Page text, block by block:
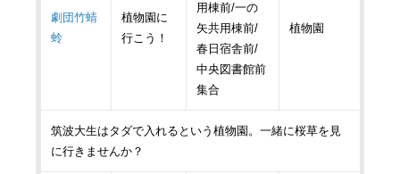
劇団竹蜻
蛉
植物園に
行こう！
用棟前/一の
矢共用棟前/
春日宿舎前/
中央図書館前
集合
植物園
筑波大生はタダで入れるという植物園。一緒に桜草を見
に行きませんか？